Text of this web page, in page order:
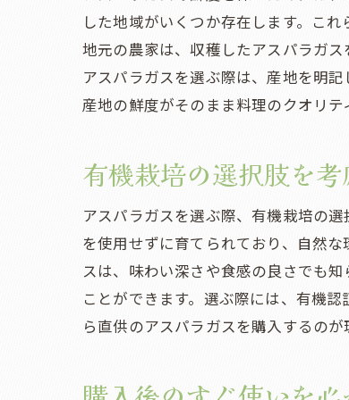
した地域がいくつか存在します。こ
地元の農家は、収穫したアスパラガ
アスパラガスを選ぶ際は、産地を明
産地の鮮度がそのまま料理のクオリテ
有機栽培の選択肢を考
アスパラガスを選ぶ際、有機栽培の
を使用せずに育てられており、自然
スは、味わい深さや食感の良さでも
ことができます。選ぶ際には、有機
ら直供のアスパラガスを購入するのが